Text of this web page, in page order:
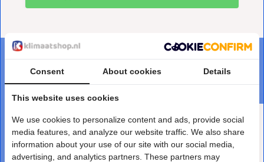
DEZE PRODUCTEN PASSEN ER PERFECT BIJ
Maak je bestelling af
Consent About cookies Details
This website uses cookies
We use cookies to personalize content and ads, provide social
media features, and analyze our website traffic. We also share
information about your use of our site with our social media,
advertising, and analytics partners. These partners may